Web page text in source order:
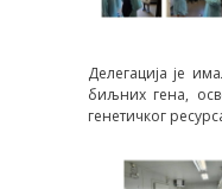
Делегација је
биљних гена,
генетичког